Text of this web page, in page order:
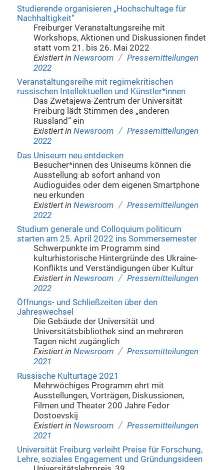
Studierende organisieren „Hochschultage für
Nachhaltigkeit“
Freiburger Veranstaltungsreihe mit
Workshops, Aktionen und Diskussionen findet
statt vom 21. bis 26. Mai 2022
Existiert in Newsroom / Pressemitteilungen
2022
Veranstaltungsreihe mit regimekritischen
russischen Intellektuellen und Künstler*innen
Das Zwetajewa-Zentrum der Universität
Freiburg lädt Stimmen des „anderen
Russland“ ein
Existiert in Newsroom / Pressemitteilungen
2022
Das Uniseum neu entdecken
Besucher*innen des Uniseums können die
Ausstellung ab sofort anhand von
Audioguides oder dem eigenen Smartphone
neu erkunden
Existiert in Newsroom / Pressemitteilungen
2022
Studium generale und Colloquium politicum
starten am 25. April 2022 ins Sommersemester
Schwerpunkte im Programm sind
kulturhistorische Hintergründe des Ukraine-
Konflikts und Verständigungen über Kultur
Existiert in Newsroom / Pressemitteilungen
2022
Öffnungs- und Schließzeiten über den
Jahreswechsel
Die Gebäude der Universität und
Universitätsbibliothek sind an mehreren
Tagen nicht zugänglich
Existiert in Newsroom / Pressemitteilungen
2021
Russische Kulturtage 2021
Mehrwöchiges Programm ehrt mit
Ausstellungen, Vorträgen, Diskussionen,
Filmen und Theater 200 Jahre Fedor
Dostoevskij
Existiert in Newsroom / Pressemitteilungen
2021
Universität Freiburg verleiht Preise für Forschung,
Lehre, soziales Engagement und Gründungsideen